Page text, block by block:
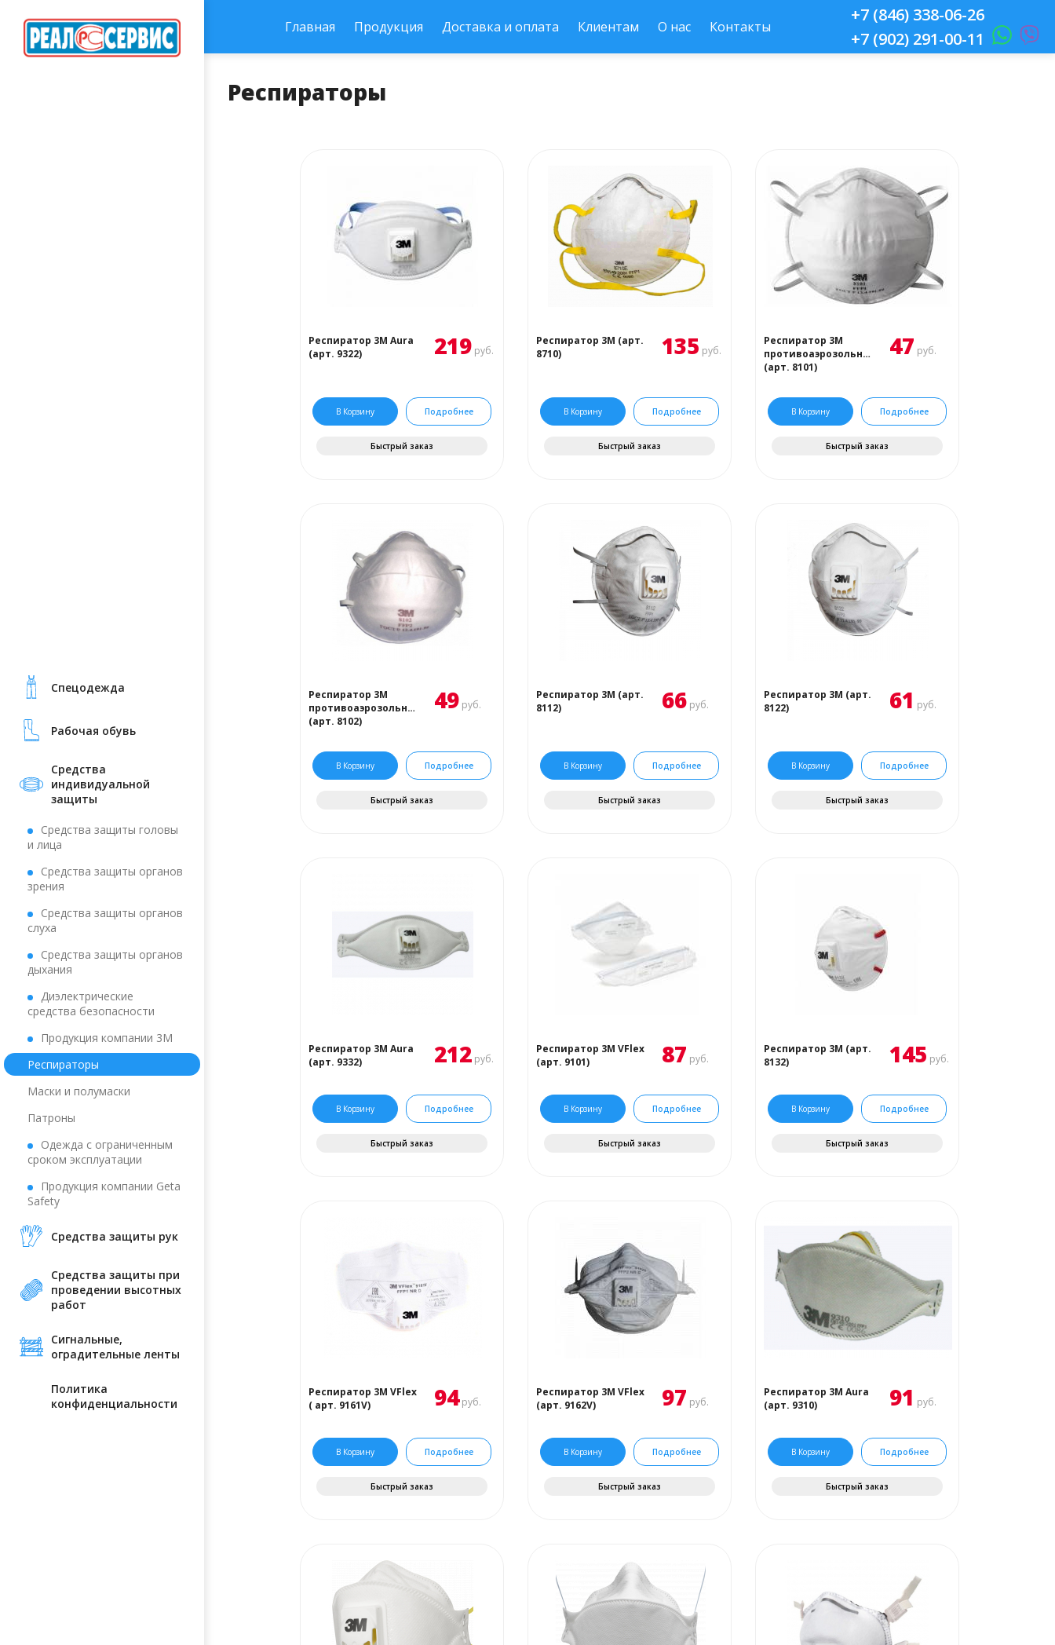
Cпецодежда
Рабочая обувь
Средства
индивидуальной
защиты
Средства защиты головы
и лица
Средства защиты органов
зрения
Средства защиты органов
слуха
Средства защиты органов
дыхания
Диэлектрические
средства безопасности
Продукция компании 3М
Респираторы
Маски и полумаски
Патроны
Одежда с ограниченным
сроком эксплуатации
Продукция компании Geta
Safety
Средства защиты рук
Средства защиты при
проведении высотных
работ
Сигнальные,
оградительные ленты
Политика
конфиденциальности
Главная Продукция Доставка и оплата Клиентам О нас Контакты
+7 (846) 338-06-26
+7 (902) 291-00-11
Респираторы
Респиратор 3М Aura
(арт. 9322)
219 руб.
В Корзину Подробнее
Быстрый заказ
Респиратор 3М (арт.
8710)
135 руб.
В Корзину Подробнее
Быстрый заказ
Респиратор 3М
противоаэрозольный
(арт. 8101)
47 руб.
В Корзину Подробнее
Быстрый заказ
Респиратор 3М
противоаэрозольный
(арт. 8102)
49 руб.
В Корзину Подробнее
Быстрый заказ
Респиратор 3М (арт.
8112)
66 руб.
В Корзину Подробнее
Быстрый заказ
Респиратор 3М (арт.
8122)
61 руб.
В Корзину Подробнее
Быстрый заказ
Респиратор 3М Aura
(арт. 9332)
212 руб.
В Корзину Подробнее
Быстрый заказ
Респиратор 3М VFlex
(арт. 9101)
87 руб.
В Корзину Подробнее
Быстрый заказ
Респиратор 3М (арт.
8132)
145 руб.
В Корзину Подробнее
Быстрый заказ
Респиратор 3М VFlex
( арт. 9161V)
94руб.
В Корзину Подробнее
Быстрый заказ
Респиратор 3М VFlex
(арт. 9162V)
97 руб.
В Корзину Подробнее
Быстрый заказ
Респиратор 3М Aura
(арт. 9310)
91 руб.
В Корзину Подробнее
Быстрый заказ